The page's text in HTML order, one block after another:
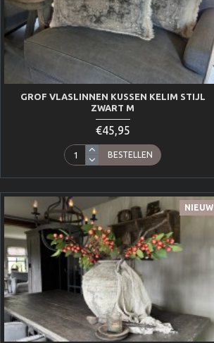
GROF VLASLINNEN KUSSEN KELIM STIJL
ZWART M
€45,95
BESTELLEN
NIEUW